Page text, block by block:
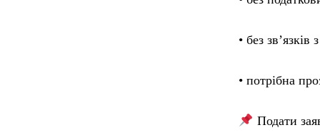
• без
• потрібна
Подати